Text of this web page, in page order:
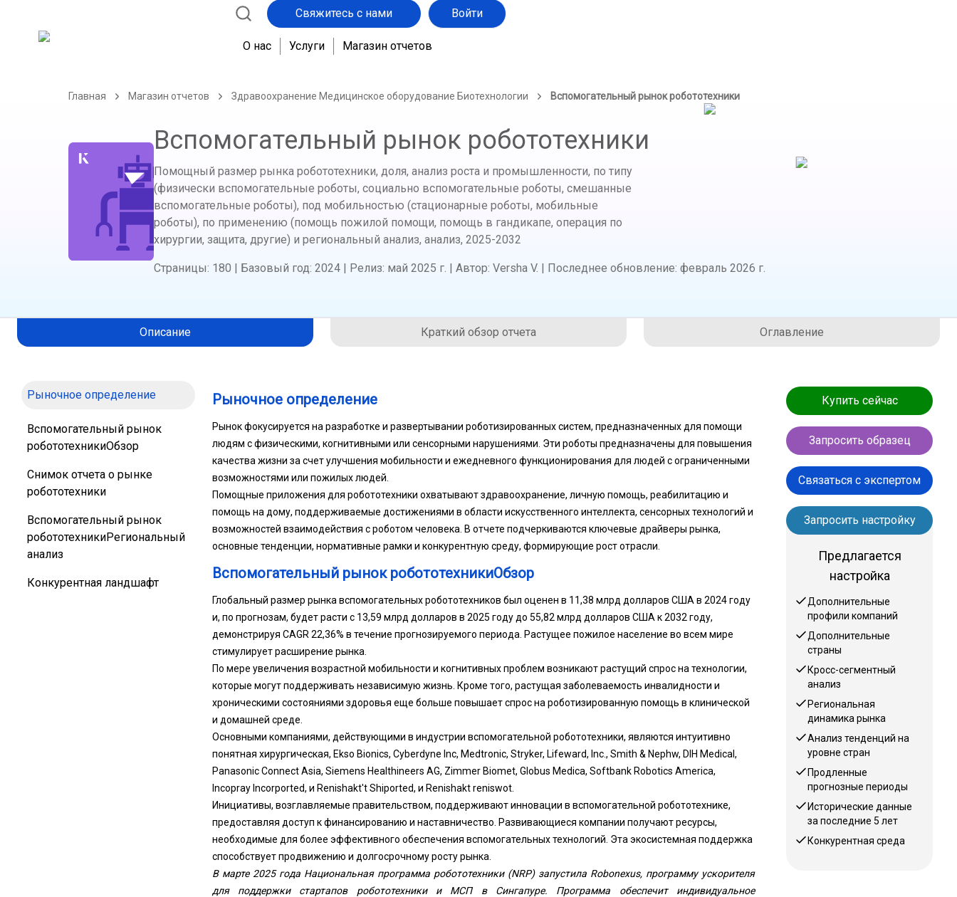
Свяжитесь с нами Войти
О нас Услуги Магазин отчетов
Главная Магазин отчетов Здравоохранение Медицинское оборудование Биотехнологии Вспомогательный рынок робототехники
Вспомогательный рынок робототехники
Помощный размер рынка робототехники, доля, анализ роста и промышленности, по типу
(физически вспомогательные роботы, социально вспомогательные роботы, смешанные
вспомогательные роботы), под мобильностью (стационарные роботы, мобильные
роботы), по применению (помощь пожилой помощи, помощь в гандикапе, операция по
хирургии, защита, другие) и региональный анализ, анализ, 2025-2032
Страницы: 180 | Базовый год: 2024 | Релиз: май 2025 г. | Автор: Versha V. | Последнее обновление: февраль 2026 г.
Описание Краткий обзор отчета Оглавление
Рыночное определение
Вспомогательный рынок
робототехникиОбзор
Снимок отчета о рынке
робототехники
Вспомогательный рынок
робототехникиРегиональный
анализ
Конкурентная ландшафт
Рыночное определение
Рынок фокусируется на разработке и развертывании роботизированных систем, предназначенных для помощи
людям с физическими, когнитивными или сенсорными нарушениями. Эти роботы предназначены для повышения
качества жизни за счет улучшения мобильности и ежедневного функционирования для людей с ограниченными
возможностями или пожилых людей.
Помощные приложения для робототехники охватывают здравоохранение, личную помощь, реабилитацию и
помощь на дому, поддерживаемые достижениями в области искусственного интеллекта, сенсорных технологий и
возможностей взаимодействия с роботом человека. В отчете подчеркиваются ключевые драйверы рынка,
основные тенденции, нормативные рамки и конкурентную среду, формирующие рост отрасли.
Вспомогательный рынок робототехникиОбзор
Глобальный размер рынка вспомогательных робототехников был оценен в 11,38 млрд долларов США в 2024 году
и, по прогнозам, будет расти с 13,59 млрд долларов в 2025 году до 55,82 млрд долларов США к 2032 году,
демонстрируя CAGR 22,36% в течение прогнозируемого периода. Растущее пожилое население во всем мире
стимулирует расширение рынка.
По мере увеличения возрастной мобильности и когнитивных проблем возникают растущий спрос на технологии,
которые могут поддерживать независимую жизнь. Кроме того, растущая заболеваемость инвалидности и
хроническими состояниями здоровья еще больше повышает спрос на роботизированную помощь в клинической
и домашней среде.
Основными компаниями, действующими в индустрии вспомогательной робототехники, являются интуитивно
понятная хирургическая, Ekso Bionics, Cyberdyne Inc, Medtronic, Stryker, Lifeward, Inc., Smith & Nephw, DIH Medical,
Panasonic Connect Asia, Siemens Healthineers AG, Zimmer Biomet, Globus Medica, Softbank Robotics America,
Incopray Incorported, и Renishakt't Shiported, и Renishakt reniswot.
Инициативы, возглавляемые правительством, поддерживают инновации в вспомогательной робототехнике,
предоставляя доступ к финансированию и наставничество. Развивающиеся компании получают ресурсы,
необходимые для более эффективного обеспечения вспомогательных технологий. Эта экосистемная поддержка
способствует продвижению и долгосрочному росту рынка.
В марте 2025 года Национальная программа робототехники (NRP) запустила Robonexus, программу ускорителя
для поддержки стартапов робототехники и МСП в Сингапуре. Программа обеспечит индивидуальное
Купить сейчас
Запросить образец
Связаться с экспертом
Запросить настройку
Предлагается
настройка
Дополнительные
профили компаний
Дополнительные
страны
Кросс-сегментный
анализ
Региональная
динамика рынка
Анализ тенденций на
уровне стран
Продленные
прогнозные периоды
Исторические данные
за последние 5 лет
Конкурентная среда